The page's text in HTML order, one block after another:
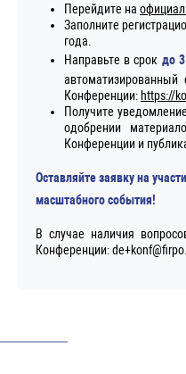
Перейдите на
Заполните
года.
Направьте в срок до
автоматизированный
Конференции: https://
Получите
одобрении
Конференции и
Оставляйте заявку на
масштабного события!
В случае наличия
Конференции: